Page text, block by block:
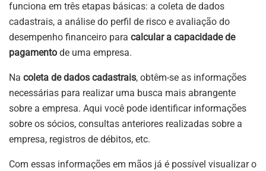
funciona em três etapas básicas: a coleta de dados
cadastrais, a análise do perfil de risco e avaliação do
desempenho financeiro para calcular a capacidade de
pagamento de uma empresa.
Na coleta de dados cadastrais, obtêm-se as informações
necessárias para realizar uma busca mais abrangente
sobre a empresa. Aqui você pode identificar informações
sobre os sócios, consultas anteriores realizadas sobre a
empresa, registros de débitos, etc.
Com essas informações em mãos já é possível visualizar o